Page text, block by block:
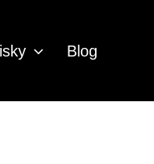
Blog